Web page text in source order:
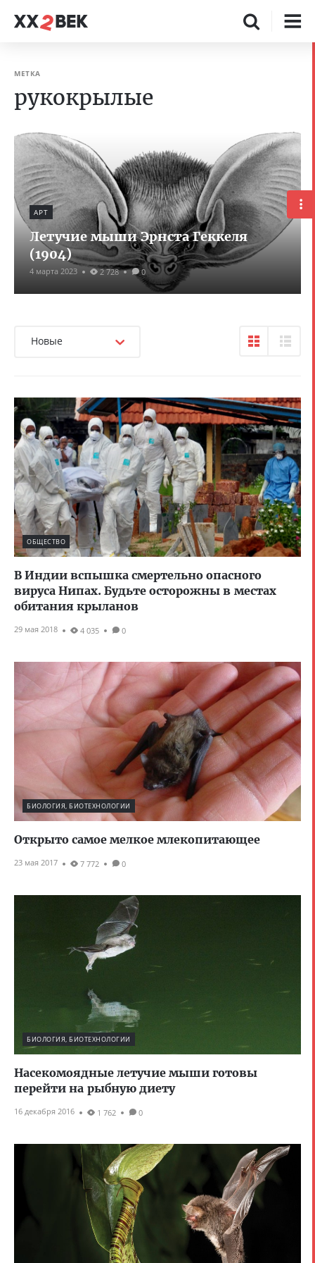
МЕТКА
рукокрылые
АРТ
Летучие мыши Эрнста Геккеля
(1904)
4 марта 2023 2 728 0
Новые
ОБЩЕСТВО
В Индии вспышка смертельно опасного
вируса Нипах. Будьте осторожны в местах
обитания крыланов
29 мая 2018 4 035 0
БИОЛОГИЯ, БИОТЕХНОЛОГИИ
Открыто самое мелкое млекопитающее
23 мая 2017 7 772 0
БИОЛОГИЯ, БИОТЕХНОЛОГИИ
Насекомоядные летучие мыши готовы
перейти на рыбную диету
16 декабря 2016 1 762 0